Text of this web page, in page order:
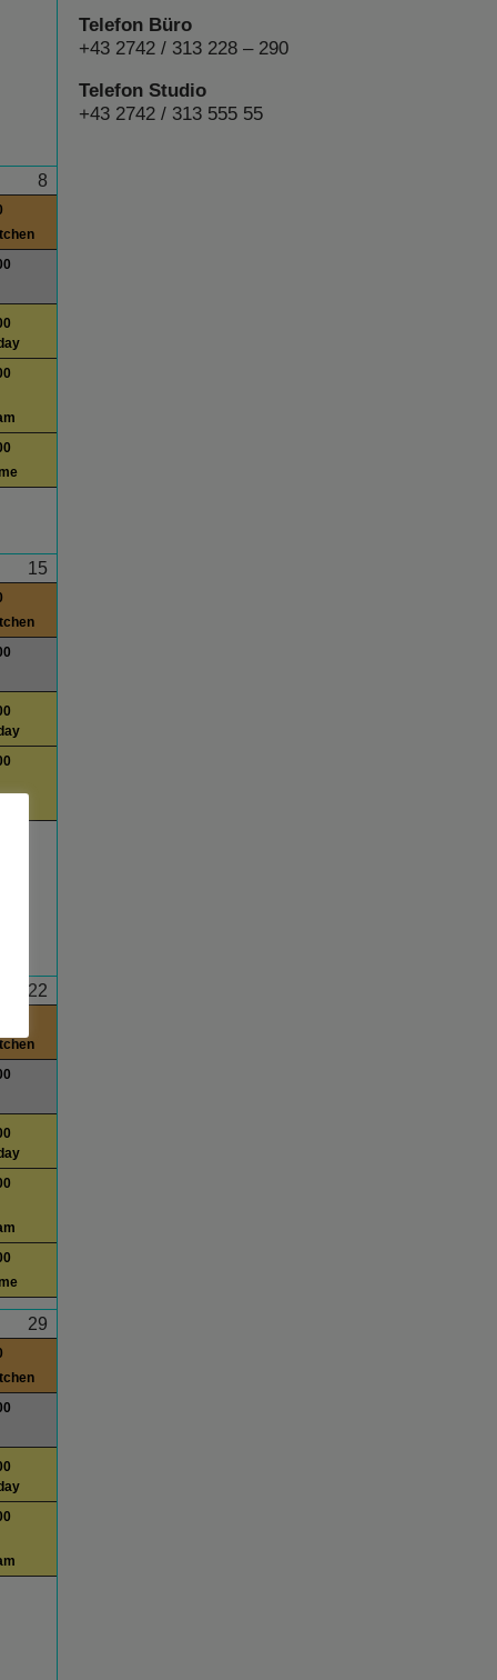
8
15
22
29
Telefon Büro
+43 2742 / 313 228 – 290
Telefon Studio
+43 2742 / 313 555 55